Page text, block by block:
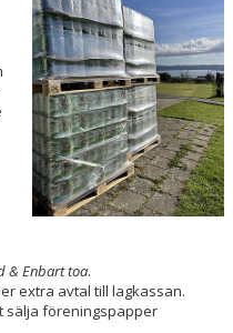
& Enbart toa.
extra avtal till lagkassan.
sälja föreningspapper